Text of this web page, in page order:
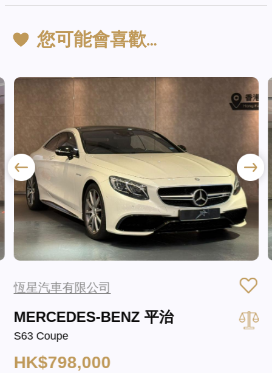
您可能會喜歡…
恆星汽車有限公司
MERCEDES-BENZ 平治
S63 Coupe
HK$798,000